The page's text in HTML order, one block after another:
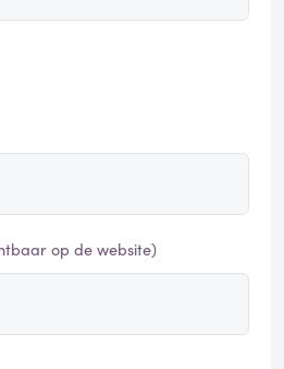
op de website)